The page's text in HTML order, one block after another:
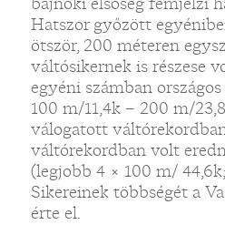
Hatszor győzött
ötször, 200 méteren
váltósikernek is részese
egyéni számban
100 m/11,4k – 200 m/
válogatott
váltórekordban volt
(legjobb 4 × 100 m/
Sikereinek többségét a
érte el.